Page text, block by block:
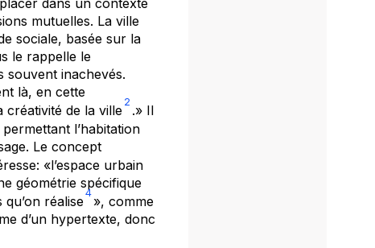
dans un contexte
mutuelles. La ville
sociale, basée sur la
le rappelle le
souvent inachevés.
là, en cette
créativité de la ville
2
.» Il
l’habitation
Le concept
«l’espace urbain
géométrie spécifique
réalise
4
», comme
d’un hypertexte, donc